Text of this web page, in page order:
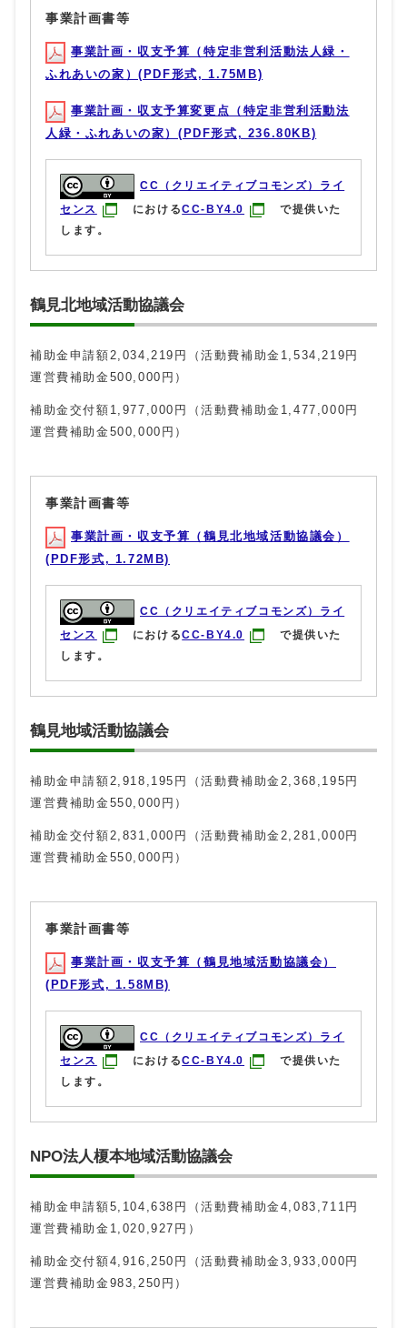
事業計画書等
事業計画・収支予算（特定非営利活動法人緑・
ふれあいの家）(PDF形式, 1.75MB)
事業計画・収支予算変更点（特定非営利活動法
人緑・ふれあいの家）(PDF形式, 236.80KB)
CC（クリエイティブコモンズ）ライ
センス
におけるCC-BY4.0
で提供いた
します。
鶴見北地域活動協議会
補助金申請額2,034,219円（活動費補助金1,534,219円
運営費補助金500,000円）
補助金交付額1,977,000円（活動費補助金1,477,000円
運営費補助金500,000円）
事業計画書等
事業計画・収支予算（鶴見北地域活動協議会）
(PDF形式, 1.72MB)
CC（クリエイティブコモンズ）ライ
センス
におけるCC-BY4.0
で提供いた
します。
鶴見地域活動協議会
補助金申請額2,918,195円（活動費補助金2,368,195円
運営費補助金550,000円）
補助金交付額2,831,000円（活動費補助金2,281,000円
運営費補助金550,000円）
事業計画書等
事業計画・収支予算（鶴見地域活動協議会）
(PDF形式, 1.58MB)
CC（クリエイティブコモンズ）ライ
センス
におけるCC-BY4.0
で提供いた
します。
NPO法人榎本地域活動協議会
補助金申請額5,104,638円（活動費補助金4,083,711円
運営費補助金1,020,927円）
補助金交付額4,916,250円（活動費補助金3,933,000円
運営費補助金983,250円）